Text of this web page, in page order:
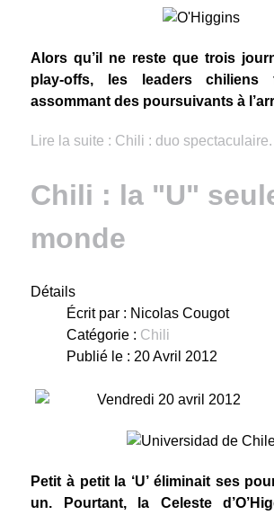
Alors qu’il ne reste que trois
play-offs, les leaders chiliens
assommant des poursuivants à
Lire la suite : Chili : duo spectaculaire.
Chili : la "U"
monde
Détails
Écrit par : Nicolas Cougot
Catégorie : Chili
Publié le : 20 Avril 2012
Vendredi 20 avril 2012
Petit à petit la ‘U’ éliminait ses
un. Pourtant, la Celeste